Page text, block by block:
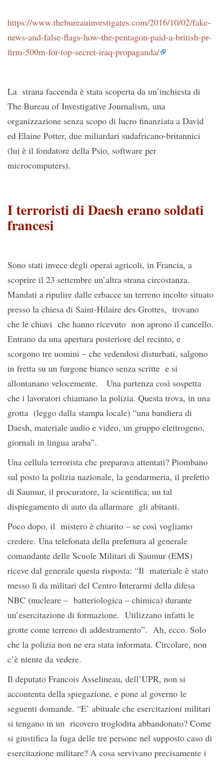
https://www.thebureauinvestigates.com/2016/10/02/fake-
news-and-false-flags-how-the-pentagon-paid-a-british-pr-
firm-500m-for-top-secret-iraq-propaganda/
La strana faccenda è stata scoperta da un’inchiesta di
The Bureau of Investigative Journalism, una
organizzazione senza scopo di lucro finanziata a David
ed Elaine Potter, due miliardari sudafricano-britannici
(lui è il fondatore della Psio, software per
microcomputers).
I terroristi di Daesh erano soldati
francesi
Sono stati invece degli operai agricoli, in Francia, a
scoprire il 23 settembre un’altra strana circostanza.
Mandati a ripulire dalle erbacce un terreno incolto situato
presso la chiesa di Saint-Hilaire des Grottes, trovano
che le chiavi che hanno ricevuto non aprono il cancello.
Entrano da una apertura posteriore del recinto, e
scorgono tre uomini – che vedendosi disturbati, salgono
in fretta su un furgone bianco senza scritte e si
allontanano velocemente. Una partenza così sospetta
che i lavoratori chiamano la polizia. Questa trova, in una
grotta (leggo dalla stampa locale) “una bandiera di
Daesh, materiale audio e video, un gruppo elettrogeno,
giornali in lingua araba”.
Una cellula terrorista che preparava attentati? Piombano
sul posto la polizia nazionale, la gendarmeria, il prefetto
di Saumur, il procuratore, la scientifica; un tal
dispiegamento di auto da allarmare gli abitanti.
Poco dopo, il mistero è chiarito – se così vogliamo
credere. Una telefonata della prefettura al generale
comandante delle Scuole Militari di Saumur (EMS)
riceve dal generale questa risposta: “Il materiale è stato
messo lì da militari del Centro Interarmi della difesa
NBC (nucleare – batteriologica – chimica) durante
un’esercitazione di formazione. Utilizzano infatti le
grotte come terreno di addestramento”. Ah, ecco. Solo
che la polizia non ne era stata informata. Circolare, non
c’è niente da vedere.
Il deputato Francois Asselineau, dell’UPR, non si
accontenta della spiegazione, e pone al governo le
seguenti domande. “E’ abituale che esercitazioni militari
si tengano in un ricovero troglodita abbandonato? Come
si giustifica la fuga delle tre persone nel supposto caso di
esercitazione militare? A cosa servivano precisamente i